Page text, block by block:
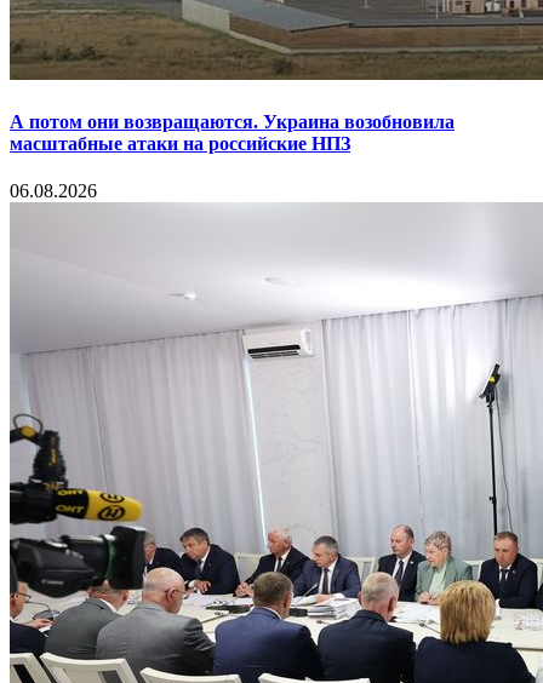
А потом они возвращаются. Украина возобновила
масштабные атаки на российские НПЗ
06.08.2026